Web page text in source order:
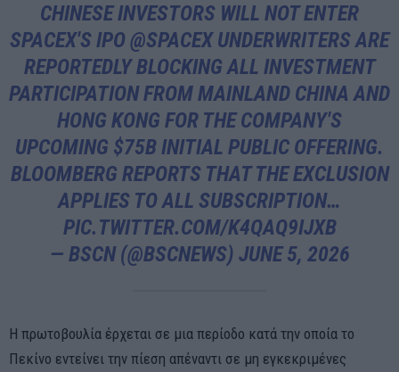
CHINESE INVESTORS WILL NOT ENTER
SPACEX'S IPO@SPACEXUNDERWRITERS ARE
REPORTEDLY BLOCKING ALL INVESTMENT
PARTICIPATION FROM MAINLAND CHINA AND
HONG KONG FOR THE COMPANY'S
UPCOMING $75B INITIAL PUBLIC OFFERING.
BLOOMBERG REPORTS THAT THE EXCLUSION
APPLIES TO ALL SUBSCRIPTION…
PIC.TWITTER.COM/K4QAQ9IJXB
— BSCN (@BSCNEWS) JUNE 5, 2026
Η πρωτοβουλία έρχεται σε μια περίοδο κατά την οποία το
Πεκίνο εντείνει την πίεση απέναντι σε μη εγκεκριμένες